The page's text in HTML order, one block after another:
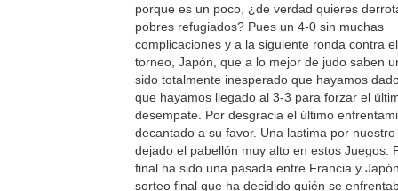
porque es un poco, ¿de verdad quieres
pobres refugiados? Pues un 4-0 sin muchas
complicaciones y a la siguiente ronda contra
torneo, Japón, que a lo mejor de judo saben
sido totalmente inesperado que hayamos
que hayamos llegado al 3-3 para forzar el
desempate. Por desgracia el último
decantado a su favor. Una lastima por
dejado el pabellón muy alto en estos Juegos.
final ha sido una pasada entre Francia y
sorteo final que ha decidido quién se